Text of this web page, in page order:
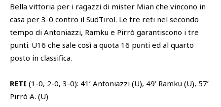
Bella vittoria per i ragazzi di mister Mian che vincono in
casa per 3-0 contro il SudTirol. Le tre reti nel secondo
tempo di Antoniazzi, Ramku e Pirrò garantiscono i tre
punti. U16 che sale così a quota 16 punti ed al quarto
posto in classifica.
RETI (1-0, 2-0, 3-0): 41’ Antoniazzi (U), 49’ Ramku (U), 57’
Pirrò A. (U)